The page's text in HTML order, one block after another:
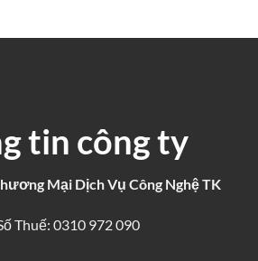
tin công ty
Mại Dịch Vụ Công Nghệ TK
Thuế: 0310 972 090